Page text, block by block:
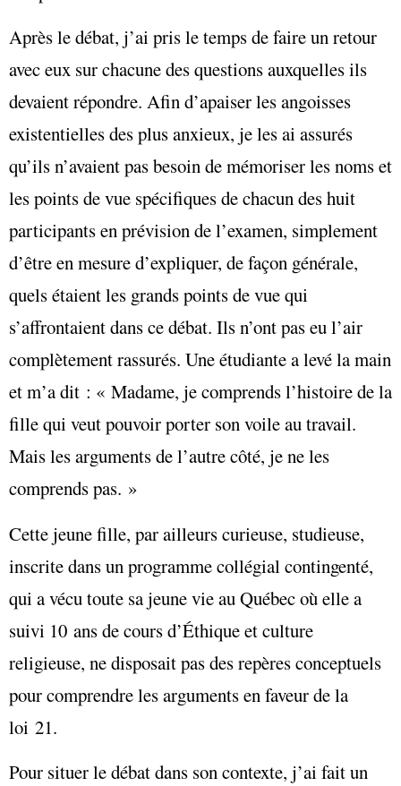
Après le débat, j’ai pris le temps de faire un retour
avec eux sur chacune des questions auxquelles ils
devaient répondre. Afin d’apaiser les angoisses
existentielles des plus anxieux, je les ai assurés
qu’ils n’avaient pas besoin de mémoriser les noms et
les points de vue spécifiques de chacun des huit
participants en prévision de l’examen, simplement
d’être en mesure d’expliquer, de façon générale,
quels étaient les grands points de vue qui
s’affrontaient dans ce débat. Ils n’ont pas eu l’air
complètement rassurés. Une étudiante a levé la main
et m’a dit : « Madame, je comprends l’histoire de la
fille qui veut pouvoir porter son voile au travail.
Mais les arguments de l’autre côté, je ne les
comprends pas. »
Cette jeune fille, par ailleurs curieuse, studieuse,
inscrite dans un programme collégial contingenté,
qui a vécu toute sa jeune vie au Québec où elle a
suivi 10 ans de cours d’Éthique et culture
religieuse, ne disposait pas des repères conceptuels
pour comprendre les arguments en faveur de la
loi 21.
Pour situer le débat dans son contexte, j’ai fait un